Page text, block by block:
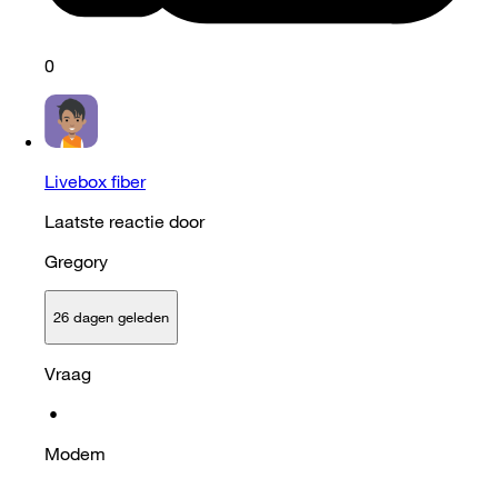
0
Livebox fiber
Laatste reactie door
Gregory
26 dagen geleden
Vraag
•
Modem